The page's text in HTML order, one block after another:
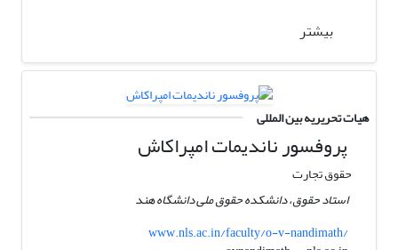
بیشتر
هیات تحریریه بین المللی
پروفسور ناندیمات امپراکاش
حقوق تجارت
استاد حقوق، دانشکده حقوق ملی دانشگاه هند
www.nls.ac.in/faculty/o-v-nandimath/